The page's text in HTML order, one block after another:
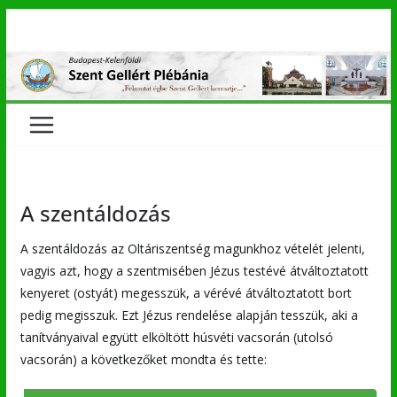
content
A szentáldozás
A szentáldozás az Oltáriszentség magunkhoz vételét jelenti,
vagyis azt, hogy a szentmisében Jézus testévé átváltoztatott
kenyeret (ostyát) megesszük, a vérévé átváltoztatott bort
pedig megisszuk. Ezt Jézus rendelése alapján tesszük, aki a
tanítványaival együtt elköltött húsvéti vacsorán (utolsó
vacsorán) a következőket mondta és tette: